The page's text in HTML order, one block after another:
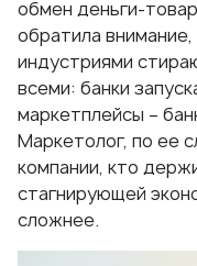
обмен деньги-
обратила
индустриями
всеми: банки
маркетплейсы –
Маркетолог, по ее
компании, кто
стагнирующей
сложнее.